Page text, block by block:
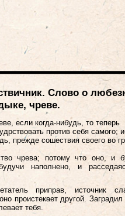
Слово о
чреве.
если когда-нибудь, то теперь
против себя самого;
прежде сошествия своего во
чрева; потому что оно, и
наполнено, и
приправ, источник
проистекает другой.
тебя.